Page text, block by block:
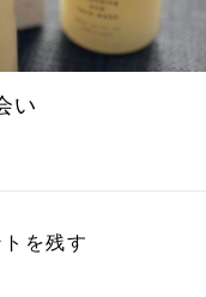
い
を残す